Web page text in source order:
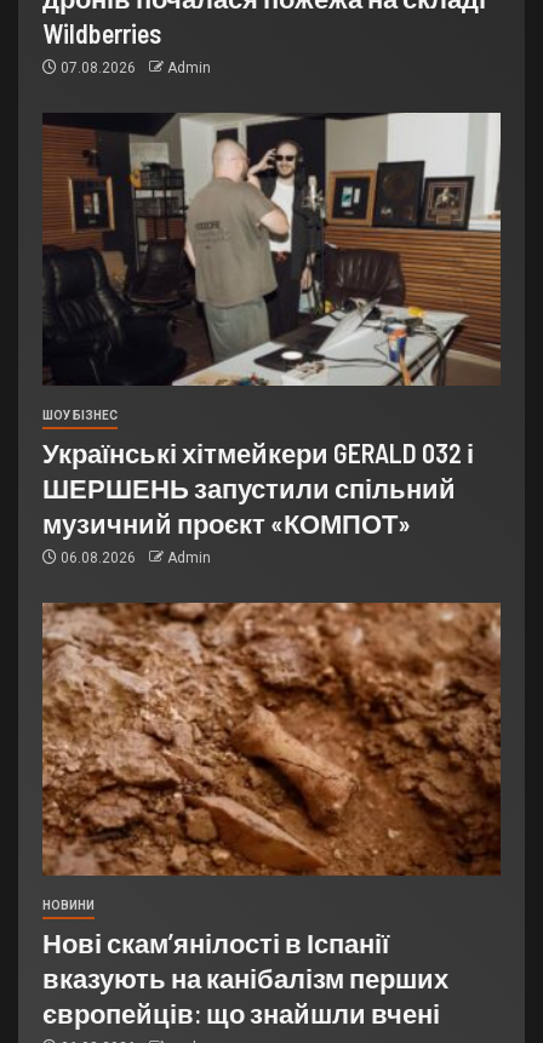
Wildberries
07.08.2026 Admin
ШОУ БІЗНЕС
Українські хітмейкери GERALD 032 і
ШЕРШЕНЬ запустили спільний
музичний проєкт «КОМПОТ»
06.08.2026 Admin
НОВИНИ
Нові скам’янілості в Іспанії
вказують на канібалізм перших
європейців: що знайшли вчені